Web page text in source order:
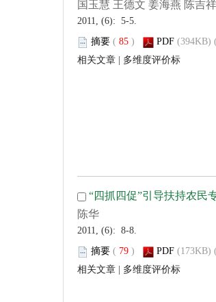
2011, (6): 5-5.
(
)
2011, (6): 8-8.
(
)